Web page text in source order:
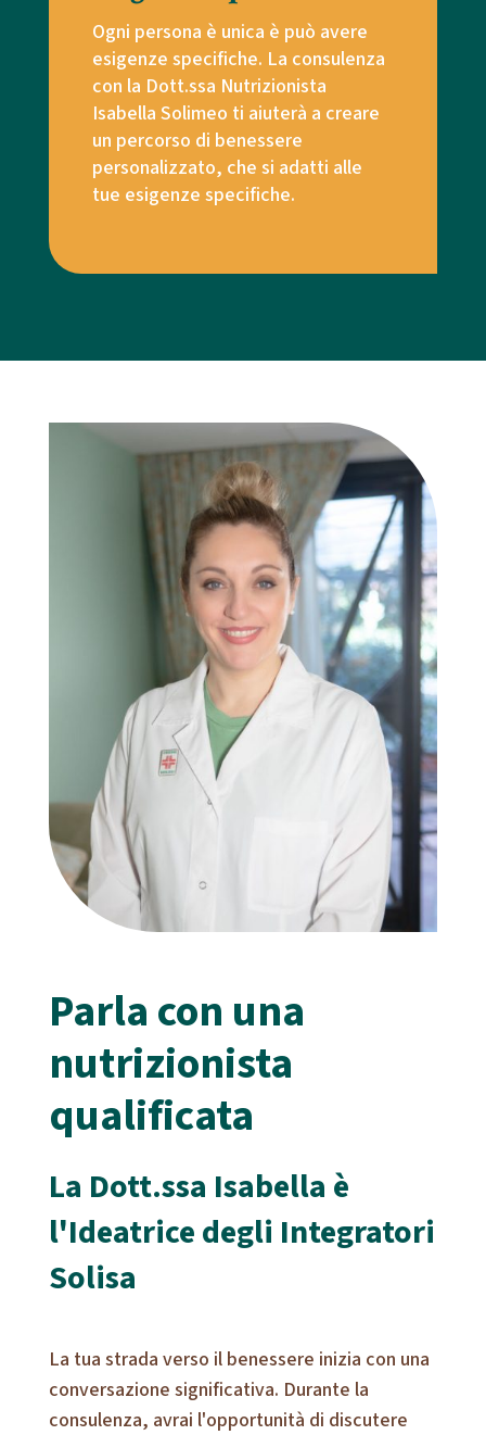
Ogni persona è unica è può avere
esigenze specifiche. La consulenza
con la Dott.ssa Nutrizionista
Isabella Solimeo ti aiuterà a creare
un percorso di benessere
personalizzato, che si adatti alle
tue esigenze specifiche.
Parla con una
nutrizionista
qualificata
La Dott.ssa Isabella è
l'Ideatrice degli Integratori
Solisa
La tua strada verso il benessere inizia con una
conversazione significativa. Durante la
consulenza, avrai l'opportunità di discutere